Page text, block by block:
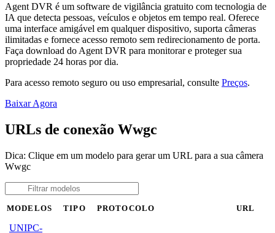
Agent DVR é um software de vigilância gratuito com tecnologia de
IA que detecta pessoas, veículos e objetos em tempo real. Oferece
uma interface amigável em qualquer dispositivo, suporta câmeras
ilimitadas e fornece acesso remoto sem redirecionamento de porta.
Faça download do Agent DVR para monitorar e proteger sua
propriedade 24 horas por dia.
Para acesso remoto seguro ou uso empresarial, consulte Preços.
Baixar Agora
URLs de conexão Wwgc
Dica: Clique em um modelo para gerar um URL para a sua câmera
Wwgc
MODELOS TIPO PROTOCOLO URL
UNIPC-